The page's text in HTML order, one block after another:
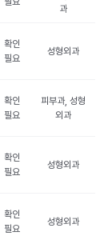
과
확인
필요
성형외과
확인
필요
피부과, 성형
외과
확인
필요
성형외과
확인
필요
성형외과